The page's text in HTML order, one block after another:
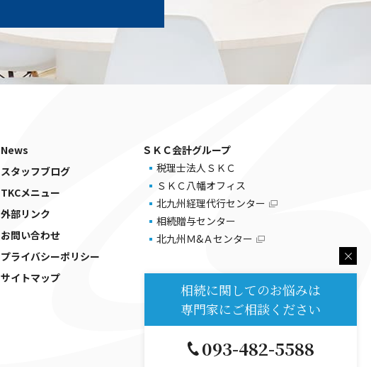
News
スタッフブログ
TKCメニュー
外部リンク
お問い合わせ
プライバシーポリシー
サイトマップ
ＳＫＣ会計グループ
税理士法人ＳＫＣ
ＳＫＣ八幡オフィス
北九州経理代行センター
相続贈与センター
北九州Ｍ&Ａセンター
相続に関してのお悩みは
専門家にご相談ください
093-482-5588